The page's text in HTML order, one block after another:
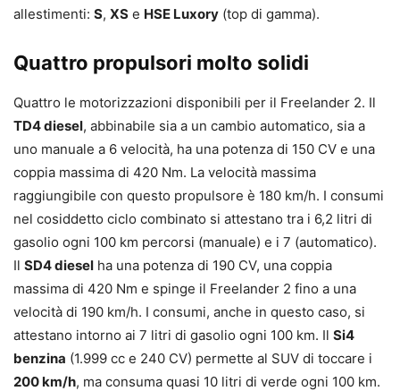
allestimenti: S, XS e HSE Luxory (top di gamma).
Quattro propulsori molto solidi
Quattro le motorizzazioni disponibili per il Freelander 2. Il
TD4 diesel, abbinabile sia a un cambio automatico, sia a
uno manuale a 6 velocità, ha una potenza di 150 CV e una
coppia massima di 420 Nm. La velocità massima
raggiungibile con questo propulsore è 180 km/h. I consumi
nel cosiddetto ciclo combinato si attestano tra i 6,2 litri di
gasolio ogni 100 km percorsi (manuale) e i 7 (automatico).
Il SD4 diesel ha una potenza di 190 CV, una coppia
massima di 420 Nm e spinge il Freelander 2 fino a una
velocità di 190 km/h. I consumi, anche in questo caso, si
attestano intorno ai 7 litri di gasolio ogni 100 km. Il Si4
benzina (1.999 cc e 240 CV) permette al SUV di toccare i
200 km/h, ma consuma quasi 10 litri di verde ogni 100 km.